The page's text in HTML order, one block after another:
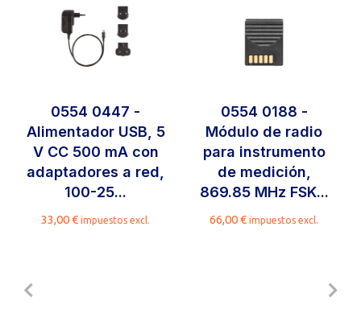
0554 0447 -
Alimentador USB, 5
V CC 500 mA con
adaptadores a red,
100-25...
33,00€ impuestos excl.
0554 0188 -
Módulo de radio
para instrumento
de medición,
869.85 MHz FSK...
66,00€ impuestos excl.